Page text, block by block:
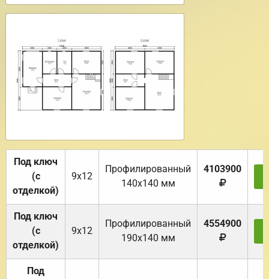
Под ключ
(с
отделкой)
9х12
Профилированный
140х140 мм
4103900
Под ключ
(с
отделкой)
9х12
Профилированный
190х140 мм
4554900
Под